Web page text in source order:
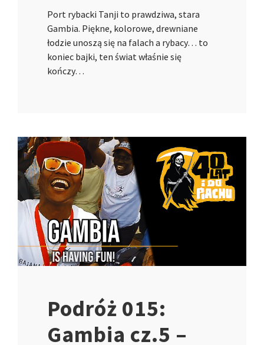
Port rybacki Tanji to prawdziwa, stara
Gambia. Piękne, kolorowe, drewniane
łodzie unoszą się na falach a rybacy… to
koniec bajki, ten świat właśnie się
kończy…
Podróż 015:
Gambia cz.5 –